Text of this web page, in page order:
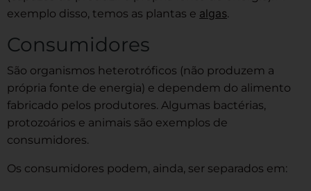
exemplo disso, temos as plantas e algas.
Consumidores
São organismos heterotróficos (não produzem a
própria fonte de energia) e dependem do alimento
fabricado pelos produtores. Algumas bactérias,
protozoários e animais são exemplos de
consumidores.
Os consumidores podem, ainda, ser separados em: